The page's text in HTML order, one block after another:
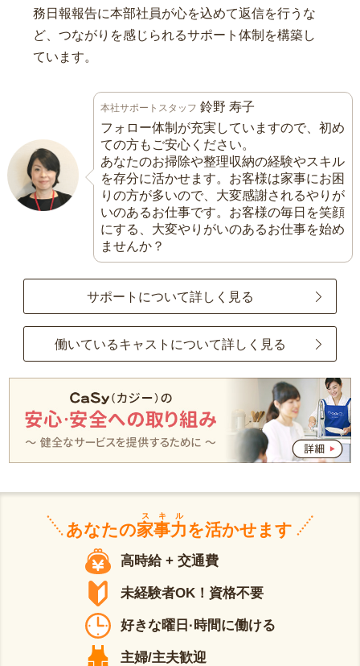
務日報報告に本部社員が心を込めて返信を行うな
ど、つながりを感じられるサポート体制を構築し
ています。
本社サポートスタッフ 鈴野 寿子
フォロー体制が充実していますので、初め
ての方もご安心ください。
あなたのお掃除や整理収納の経験やスキル
を存分に活かせます。お客様は家事にお困
りの方が多いので、大変感謝されるやりが
いのあるお仕事です。お客様の毎日を笑顔
にする、大変やりがいのあるお仕事を始め
ませんか？
サポートについて詳しく見る
働いているキャストについて詳しく見る
あなたの家事力
スキル
を活かせます
高時給 + 交通費
未経験者OK！資格不要
好きな曜日·時間に働ける
主婦/主夫歓迎